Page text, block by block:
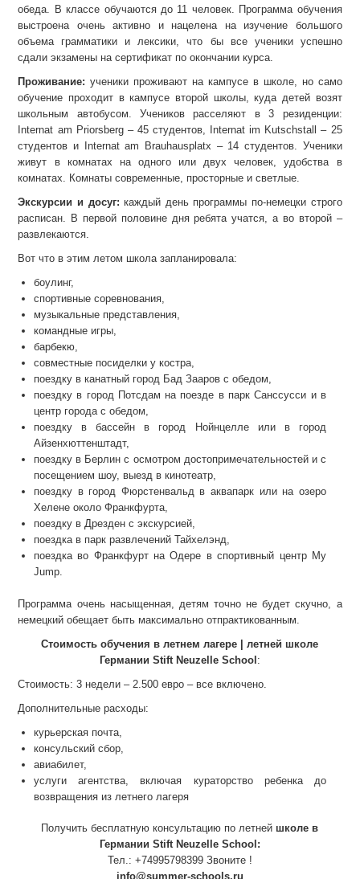
обеда. В классе обучаются до 11 человек. Программа обучения
выстроена очень активно и нацелена на изучение большого
объема грамматики и лексики, что бы все ученики успешно
сдали экзамены на сертификат по окончании курса.
Проживание: ученики проживают на кампусе в школе, но само
обучение проходит в кампусе второй школы, куда детей возят
школьным автобусом. Учеников расселяют в 3 резиденции:
Internat am Priorsberg – 45 студентов, Internat im Kutschstall – 25
студентов и Internat am Brauhausplatx – 14 студентов. Ученики
живут в комнатах на одного или двух человек, удобства в
комнатах. Комнаты современные, просторные и светлые.
Экскурсии и досуг: каждый день программы по-немецки строго
расписан. В первой половине дня ребята учатся, а во второй –
развлекаются.
Вот что в этим летом школа запланировала:
боулинг,
спортивные соревнования,
музыкальные представления,
командные игры,
барбекю,
совместные посиделки у костра,
поездку в канатный город Бад Зааров с обедом,
поездку в город Потсдам на поезде в парк Санссусси и в
центр города с обедом,
поездку в бассейн в город Нойнцелле или в город
Айзенхюттенштадт,
поездку в Берлин с осмотром достопримечательностей и с
посещением шоу, выезд в кинотеатр,
поездку в город Фюрстенвальд в аквапарк или на озеро
Хелене около Франкфурта,
поездку в Дрезден с экскурсией,
поездка в парк развлечений Тайхелэнд,
поездка во Франкфурт на Одере в спортивный центр My
Jump.
Программа очень насыщенная, детям точно не будет скучно, а
немецкий обещает быть максимально отпрактикованным.
Стоимость обучения в летнем лагере | летней школе
Германии Stift Neuzelle School:
Стоимость: 3 недели – 2.500 евро – все включено.
Дополнительные расходы:
курьерская почта,
консульский сбор,
авиабилет,
услуги агентства, включая кураторство ребенка до
возвращения из летнего лагеря
Получить бесплатную консультацию по летней школе в
Германии Stift Neuzelle School :
Тел.: +74995798399 Звоните !
info@summer-schools.ru